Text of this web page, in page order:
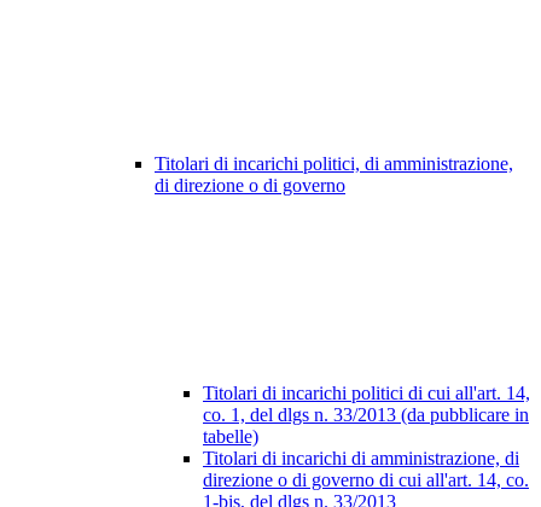
Titolari di incarichi politici, di amministrazione,
di direzione o di governo
Titolari di incarichi politici di cui all'art. 14,
co. 1, del dlgs n. 33/2013 (da pubblicare in
tabelle)
Titolari di incarichi di amministrazione, di
direzione o di governo di cui all'art. 14, co.
1-bis, del dlgs n. 33/2013